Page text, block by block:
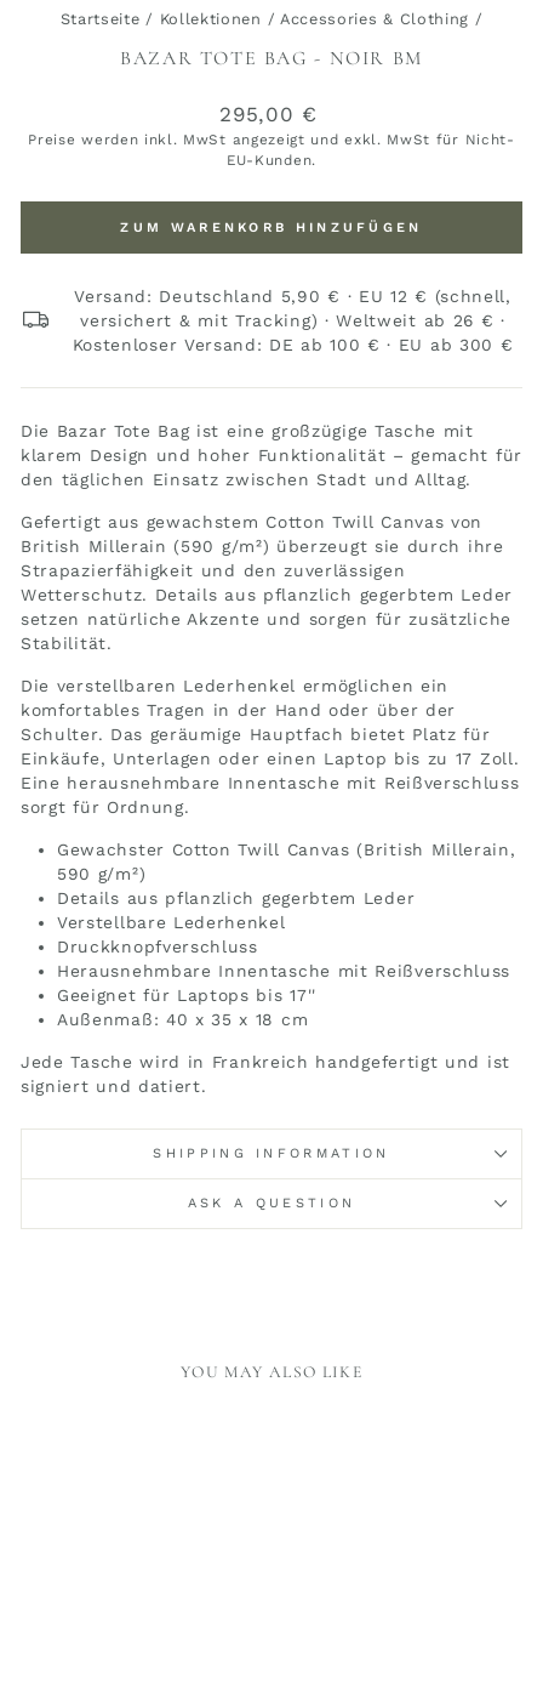
Startseite / Kollektionen / Accessories & Clothing /
BAZAR TOTE BAG - NOIR BM
Normaler
Preis
295,00 €
Preise werden inkl. MwSt angezeigt und exkl. MwSt für Nicht-
EU-Kunden.
ZUM WARENKORB HINZUFÜGEN
Versand: Deutschland 5,90 € · EU 12 € (schnell,
versichert & mit Tracking) · Weltweit ab 26 € ·
Kostenloser Versand: DE ab 100 € · EU ab 300 €
Die Bazar Tote Bag ist eine großzügige Tasche mit
klarem Design und hoher Funktionalität – gemacht für
den täglichen Einsatz zwischen Stadt und Alltag.
Gefertigt aus gewachstem Cotton Twill Canvas von
British Millerain (590 g/m²) überzeugt sie durch ihre
Strapazierfähigkeit und den zuverlässigen
Wetterschutz. Details aus pflanzlich gegerbtem Leder
setzen natürliche Akzente und sorgen für zusätzliche
Stabilität.
Die verstellbaren Lederhenkel ermöglichen ein
komfortables Tragen in der Hand oder über der
Schulter. Das geräumige Hauptfach bietet Platz für
Einkäufe, Unterlagen oder einen Laptop bis zu 17 Zoll.
Eine herausnehmbare Innentasche mit Reißverschluss
sorgt für Ordnung.
Gewachster Cotton Twill Canvas (British Millerain,
590 g/m²)
Details aus pflanzlich gegerbtem Leder
Verstellbare Lederhenkel
Druckknopfverschluss
Herausnehmbare Innentasche mit Reißverschluss
Geeignet für Laptops bis 17''
Außenmaß: 40 x 35 x 18 cm
Jede Tasche wird in Frankreich handgefertigt und ist
signiert und datiert.
SHIPPING INFORMATION
ASK A QUESTION
YOU MAY ALSO LIKE